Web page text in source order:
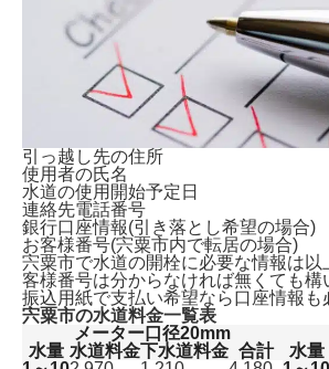
引っ越し先の住所
使用者の氏名
水道の使用開始予定日
連絡先電話番号
銀行口座情報(引き落とし希望の場合)
お客様番号(宍粟市内で転居の場合)
宍粟市で水道の開栓に必要な情報は以
客様番号は分からなければ無くても構
振込用紙で支払い希望なら口座情報も
宍粟市の水道料金一覧表
メーター口径20mm
水量 水道料金下水道料金 合計 水量